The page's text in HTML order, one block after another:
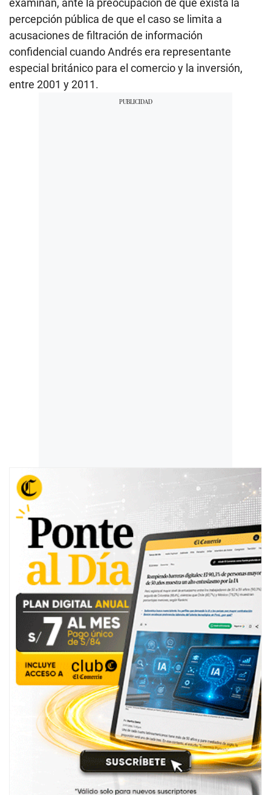
percepción pública de que el caso se limita a
acusaciones de filtración de información
confidencial cuando Andrés era representante
especial británico para el comercio y la inversión,
entre 2001 y 2011.